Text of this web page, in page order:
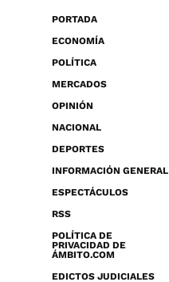
PORTADA
ECONOMÍA
POLÍTICA
MERCADOS
OPINIÓN
NACIONAL
DEPORTES
INFORMACIÓN GENERAL
ESPECTÁCULOS
RSS
POLÍTICA DE
PRIVACIDAD DE
ÁMBITO.COM
EDICTOS JUDICIALES